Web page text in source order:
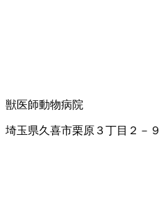
獣医師動物病院
埼玉県久喜市栗原３丁目２－９